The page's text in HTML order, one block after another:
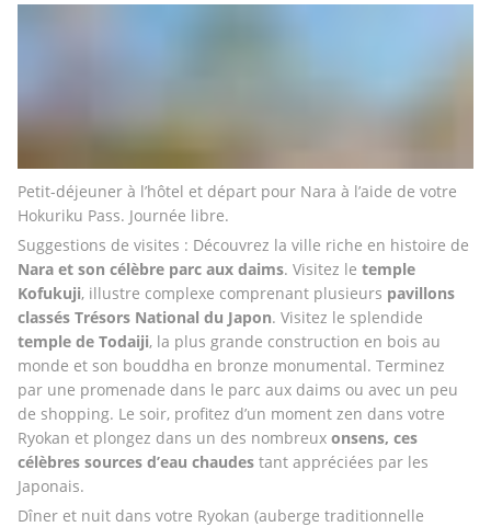
Petit-déjeuner à l’hôtel et départ pour Nara à l’aide de votre
Hokuriku Pass. Journée libre.
Nara et son célèbre parc aux daims. Visitez le temple
Kofukuji, illustre complexe comprenant plusieurs pavillons
classés Trésors National du Japon
temple de Todaiji, la plus grande construction en bois au
monde et son bouddha en bronze monumental. Terminez
par une promenade dans le parc aux daims ou avec un peu
de shopping. Le soir, profitez d’un moment zen dans votre
Ryokan et plongez dans un des nombreux onsens, ces
célèbres sources d’eau chaudes tant appréciées par les
Japonais.
Dîner et nuit dans votre Ryokan (auberge traditionnelle